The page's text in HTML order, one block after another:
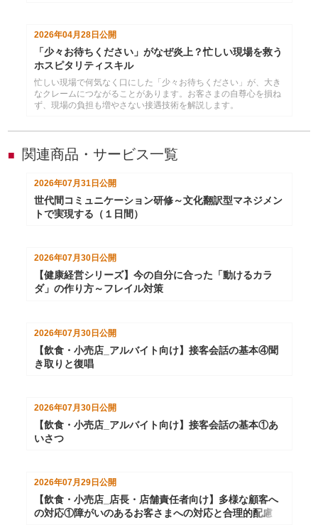
2026年04月28日公開
「少々お待ちください」がなぜ炎上？忙しい現場を救う
ホスピタリティスキル
忙しい現場で何気なく口にした「少々お待ちください」が、大き
なクレームにつながることがあります。お客さまの自尊心を損ね
ず、現場の負担も増やさない接遇技術を解説します。
■ 関連商品・サービス一覧
2026年07月31日 公開
世代間コミュニケーション研修～文化翻訳型マネジメン
トで実現する（１日間）
2026年07月30日 公開
【健康経営シリーズ】今の自分に合った「動けるカラ
ダ」の作り方～フレイル対策
2026年07月30日公開
【飲食・小売店_アルバイト向け】接客会話の基本④聞
き取りと復唱
2026年07月30日公開
【飲食・小売店_アルバイト向け】接客会話の基本①あ
いさつ
2026年07月29日公開
【飲食・小売店_店長・店舗責任者向け】多様な顧客へ
の対応①障がいのあるお客さまへの対応と合理的配慮